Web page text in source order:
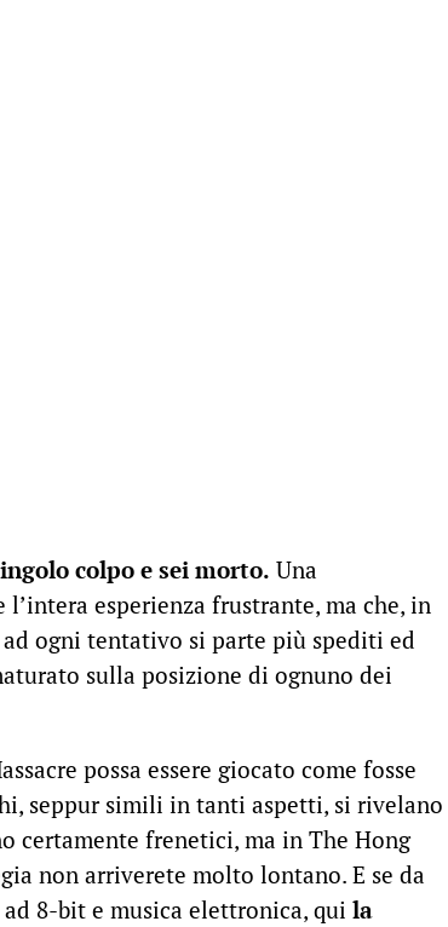
colpo e sei morto. Una
esperienza frustrante, ma che, in
ogni tentativo si parte più spediti ed
sulla posizione di ognuno dei
possa essere giocato come fosse
seppur simili in tanti aspetti, si rivelano
certamente frenetici, ma in The Hong
non arriverete molto lontano. E se da
8-bit e musica elettronica, qui la